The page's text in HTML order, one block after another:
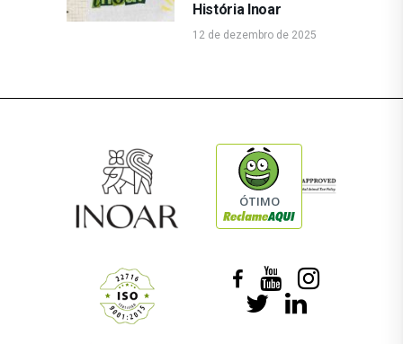
História Inoar
12 de dezembro de 2025
ÓTIMO